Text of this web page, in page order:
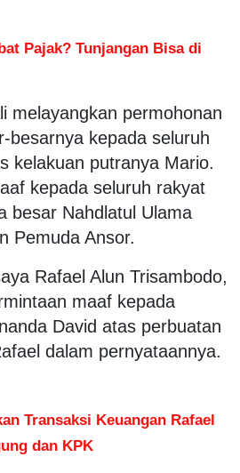
Pajak? Tunjangan Bisa di
melayangkan permohonan
besarnya kepada seluruh
kelakuan putranya Mario.
kepada seluruh rakyat
besar Nahdlatul Ulama
Pemuda Ansor.
Rafael Alun Trisambodo,
maaf kepada
David atas perbuatan
dalam pernyataannya.
Transaksi Keuangan Rafael
dan KPK